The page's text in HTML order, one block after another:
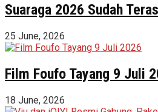
Suaraga 2026 Sudah
25 June, 2026
Film Foufo Tayang 9 Juli
18 June, 2026